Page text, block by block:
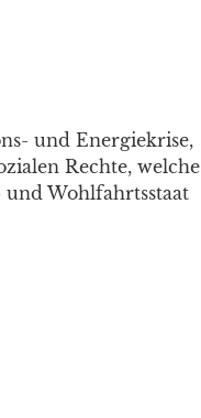
und Energiekrise,
Rechte, welche
und Wohlfahrtsstaat